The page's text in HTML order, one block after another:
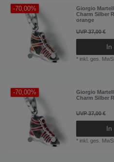
-70,00%
Giorgio
Charm Silber
orange
UVP 37,00 €
In
* inkl. ges.
-70,00%
Giorgio
Charm Silber
UVP 37,00 €
In
* inkl. ges.